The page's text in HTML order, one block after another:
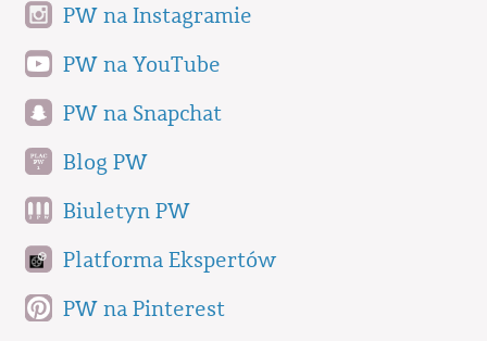
PW na Instagramie
PW na YouTube
PW na Snapchat
Blog PW
Biuletyn PW
Platforma Ekspertów
PW na Pinterest